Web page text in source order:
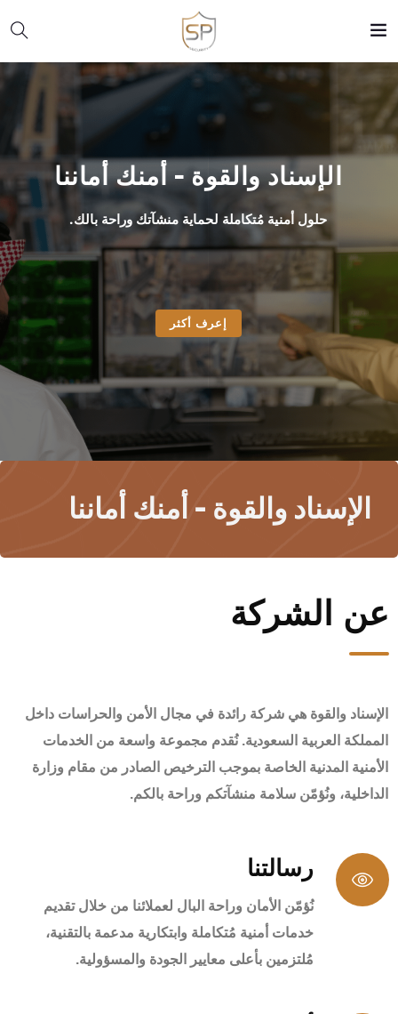
الإسناد والقوة - أمنك أماننا
حلول أمنية مُتكاملة لحماية منشآتك وراحة بالك.
إعرف أكثر
الإسناد والقوة - أمنك أماننا
عن الشركة
الإسناد والقوة هي شركة رائدة في مجال الأمن والحراسات داخل
المملكة العربية السعودية. نُقدم مجموعة واسعة من الخدمات
الأمنية المدنية الخاصة بموجب الترخيص الصادر من مقام وزارة
الداخلية، ونُؤمّن سلامة منشآتكم وراحة بالكم.
رسالتنا
نُؤمّن الأمان وراحة البال لعملائنا من خلال تقديم
خدمات أمنية مُتكاملة وابتكارية مدعمة بالتقنية،
مُلتزمين بأعلى معايير الجودة والمسؤولية.